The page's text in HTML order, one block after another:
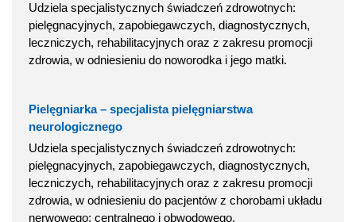
Udziela specjalistycznych świadczeń zdrowotnych:
pielęgnacyjnych, zapobiegawczych, diagnostycznych,
leczniczych, rehabilitacyjnych oraz z zakresu promocji
zdrowia, w odniesieniu do noworodka i jego matki.
Pielęgniarka – specjalista pielęgniarstwa
neurologicznego
Udziela specjalistycznych świadczeń zdrowotnych:
pielęgnacyjnych, zapobiegawczych, diagnostycznych,
leczniczych, rehabilitacyjnych oraz z zakresu promocji
zdrowia, w odniesieniu do pacjentów z chorobami układu
nerwowego: centralnego i obwodowego.